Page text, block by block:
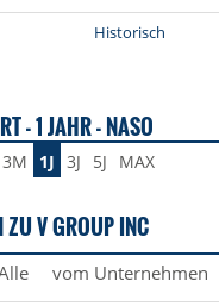
Historisch
- 1 JAHR - NASO
3M 1J 3J 5J MAX
ZU V GROUP INC
vom Unternehmen